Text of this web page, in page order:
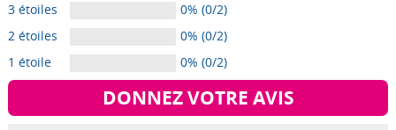
3 étoiles
0% (0/2)
2 étoiles
0% (0/2)
1 étoile
0% (0/2)
DONNEZ VOTRE AVIS